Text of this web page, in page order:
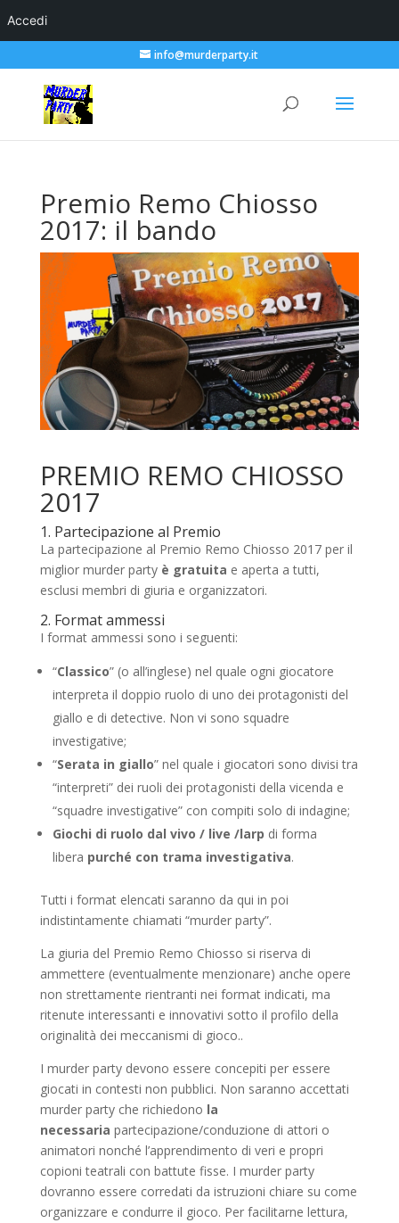
Accedi
info@murderparty.it
Premio Remo Chiosso
2017: il bando
PREMIO REMO CHIOSSO
2017
1. Partecipazione al Premio
La partecipazione al Premio Remo Chiosso 2017 per il
miglior murder party è gratuita e aperta a tutti,
esclusi membri di giuria e organizzatori.
2. Format ammessi
I format ammessi sono i seguenti:
“Classico” (o all’inglese) nel quale ogni giocatore
interpreta il doppio ruolo di uno dei protagonisti del
giallo e di detective. Non vi sono squadre
investigative;
“Serata in giallo” nel quale i giocatori sono divisi tra
“interpreti” dei ruoli dei protagonisti della vicenda e
“squadre investigative” con compiti solo di indagine;
Giochi di ruolo dal vivo / live /larp di forma
libera purché con trama investigativa.
Tutti i format elencati saranno da qui in poi
indistintamente chiamati “murder party”.
La giuria del Premio Remo Chiosso si riserva di
ammettere (eventualmente menzionare) anche opere
non strettamente rientranti nei format indicati, ma
ritenute interessanti e innovativi sotto il profilo della
originalità dei meccanismi di gioco..
I murder party devono essere concepiti per essere
giocati in contesti non pubblici. Non saranno accettati
murder party che richiedono la
necessaria partecipazione/conduzione di attori o
animatori nonché l’apprendimento di veri e propri
copioni teatrali con battute fisse. I murder party
dovranno essere corredati da istruzioni chiare su come
organizzare e condurre il gioco. Per facilitarne lettura,